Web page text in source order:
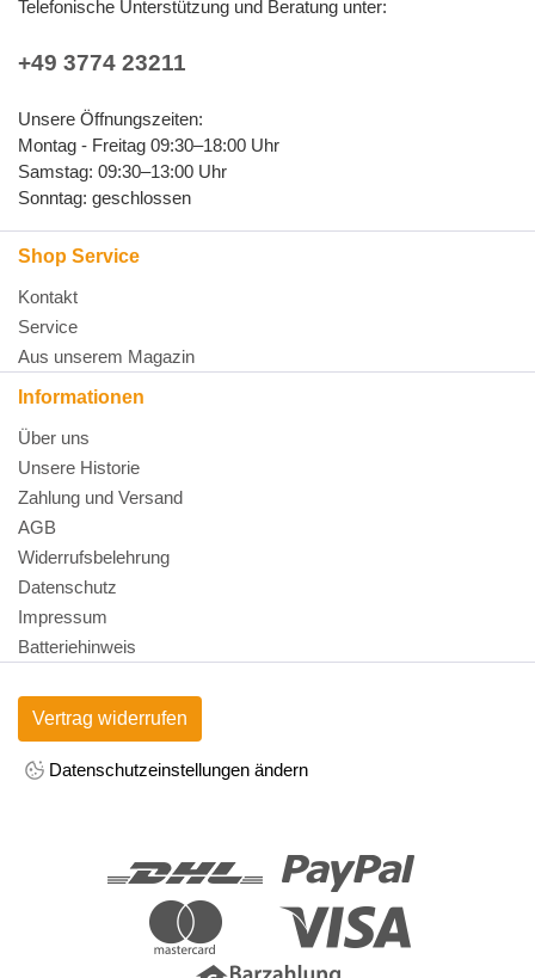
Telefonische Unterstützung und Beratung unter:
+49 3774 23211
Unsere Öffnungszeiten:
Montag - Freitag 09:30–18:00 Uhr
Samstag: 09:30–13:00 Uhr
Sonntag: geschlossen
Shop Service
Kontakt
Service
Aus unserem Magazin
Informationen
Über uns
Unsere Historie
Zahlung und Versand
AGB
Widerrufsbelehrung
Datenschutz
Impressum
Batteriehinweis
Vertrag widerrufen
Datenschutzeinstellungen ändern